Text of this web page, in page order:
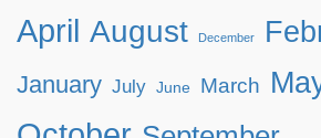
April August December
January July June March